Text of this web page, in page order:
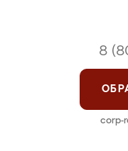
8
corp-